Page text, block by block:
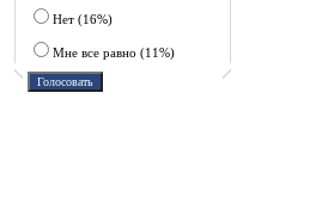
Нет (16%)
Мне все равно (11%)